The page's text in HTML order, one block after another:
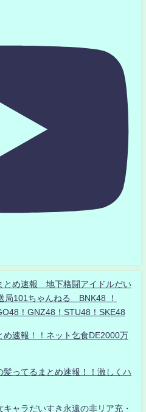
め速報 地下格闘アイドルだい
101ちゃんねる BNK48 ！
！GNZ48！STU48！SKE48
め速報！！ネット乞食DE2000万
髪ってるまとめ速報！！激しくハ
ャラだいすき永遠の非リア充・